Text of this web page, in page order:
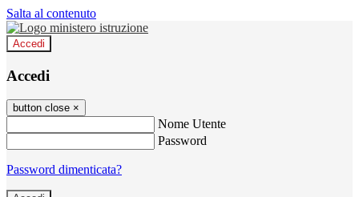
Salta al contenuto
Accedi
Accedi
button close ×
Nome Utente
Password
Password dimenticata?